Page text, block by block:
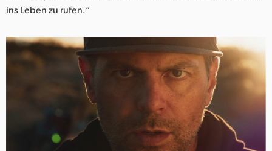
Sweden
Chinese Taipei
UAE
United Kingdom
ins Leben zu rufen.“